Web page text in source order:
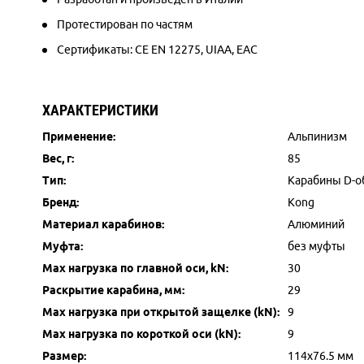
Протестирован по частям
Сертификаты: CE EN 12275, UIAA, EAC
ХАРАКТЕРИСТИКИ
Применение:
Альпинизм
Вес, г:
85
Тип:
Карабины D-
Бренд:
Kong
Материал карабинов:
Алюминий
Муфта:
без муфты
Max нагрузка по главной оси, kN:
30
Раскрытие карабина, мм:
29
Max нагрузка при открытой защелке (kN):
9
Max нагрузка по короткой оси (kN):
9
Размер:
114х76.5 мм